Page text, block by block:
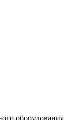
оборудования